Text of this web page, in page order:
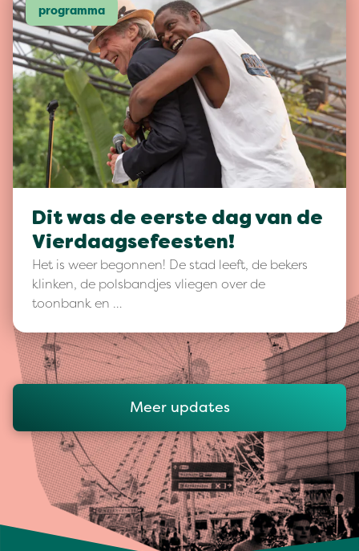
programma
Dit was de eerste dag van de
Vierdaagsefeesten!
Het is weer begonnen! De stad leeft, de bekers
klinken, de polsbandjes vliegen over de
toonbank en …
Meer updates